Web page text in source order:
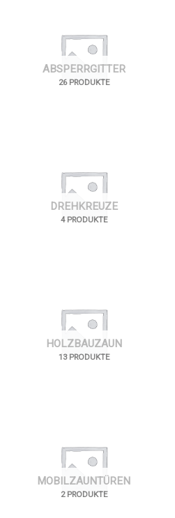
ABSPERRGITTER
26 PRODUKTE
DREHKREUZE
4 PRODUKTE
HOLZBAUZAUN
13 PRODUKTE
MOBILZAUNTÜREN
2 PRODUKTE